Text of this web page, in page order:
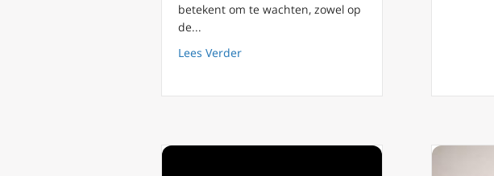
betekent om te wachten, zowel op
de...
Lees Verderabout FilioQue 15: Advent – op wie wachten we?